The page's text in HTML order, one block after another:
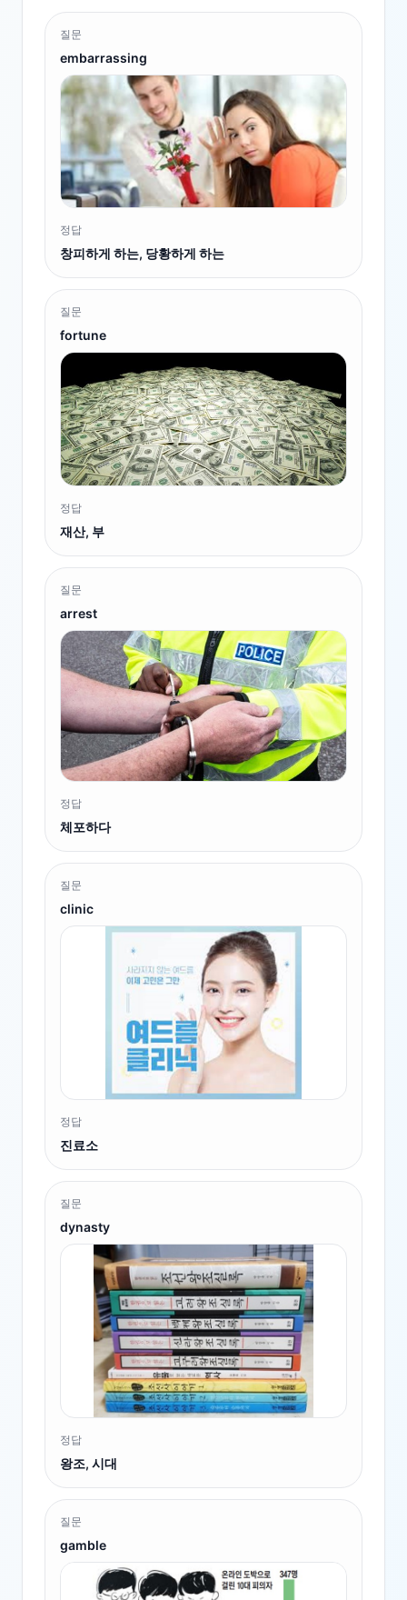
질문
embarrassing
정답
창피하게 하는, 당황하게 하는
질문
fortune
정답
재산, 부
질문
arrest
정답
체포하다
질문
clinic
정답
진료소
질문
dynasty
정답
왕조, 시대
질문
gamble